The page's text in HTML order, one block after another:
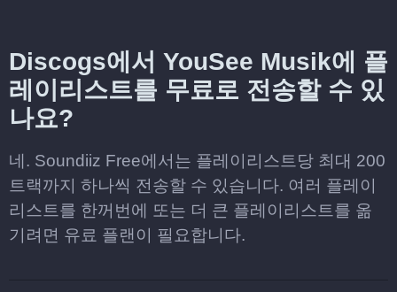
Discogs에서 YouSee Musik에 플
레이리스트를 무료로 전송할 수 있
나요?
네. Soundiiz Free에서는 플레이리스트당 최대 200
트랙까지 하나씩 전송할 수 있습니다. 여러 플레이
리스트를 한꺼번에 또는 더 큰 플레이리스트를 옮
기려면 유료 플랜이 필요합니다.